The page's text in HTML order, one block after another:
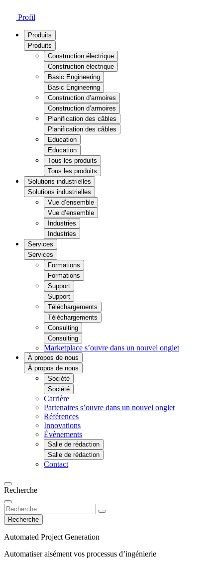
Profil
Produits
Produits
Construction électrique
Construction électrique
Basic Engineering
Basic Engineering
Construction d’armoires
Construction d’armoires
Planification des câbles
Planification des câbles
Education
Education
Tous les produits
Tous les produits
Solutions industrielles
Solutions industrielles
Vue d’ensemble
Vue d’ensemble
Industries
Industries
Services
Services
Formations
Formations
Support
Support
Téléchargements
Téléchargements
Consulting
Consulting
Marketplace s’ouvre dans un nouvel onglet
À propos de nous
À propos de nous
Société
Société
Carrière
Partenaires s’ouvre dans un nouvel onglet
Références
Innovations
Évènements
Salle de rédaction
Salle de rédaction
Contact
Recherche
Recherche
Automated Project Generation
Automatiser aisément vos processus d’ingénierie